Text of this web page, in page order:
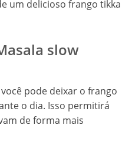
um delicioso frango tikka
slow
pode deixar o frango
o dia. Isso permitirá
de forma mais